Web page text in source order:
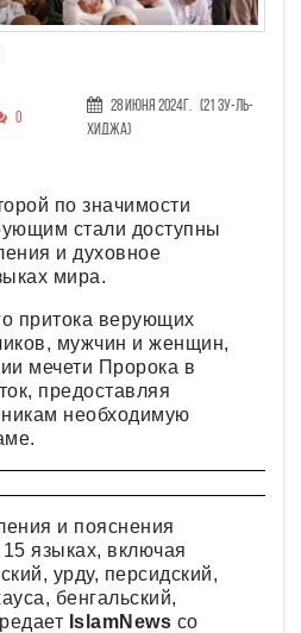
0
28 Июня 2024г.
(21 Зу-ль-
хиджа)
по значимости
стали доступны
и духовное
мира.
притока верующих
мужчин и женщин,
мечети Пророка в
предоставляя
необходимую
и пояснения
языках, включая
урду, персидский,
бенгальский,
IslamNews со